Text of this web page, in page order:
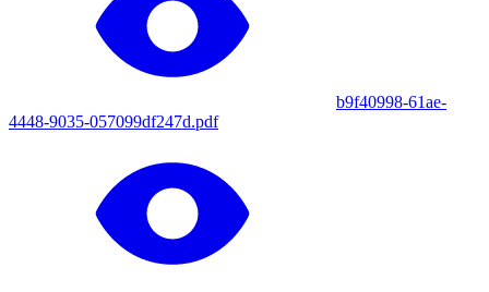
b9f40998-61ae-
4448-9035-057099df247d.pdf